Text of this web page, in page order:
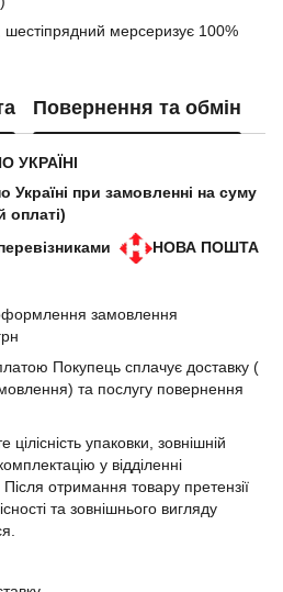
шестіпрядний мерсеризує 100%
Повернення та обмін
УКРАЇНІ
Україні при замовленні на суму
оплаті)
НОВА ПОШТА
замовлення
Покупець сплачує доставку (
та послугу повернення
упаковки, зовнішній
у відділенні
отримання товару претензії
та зовнішнього вигляду